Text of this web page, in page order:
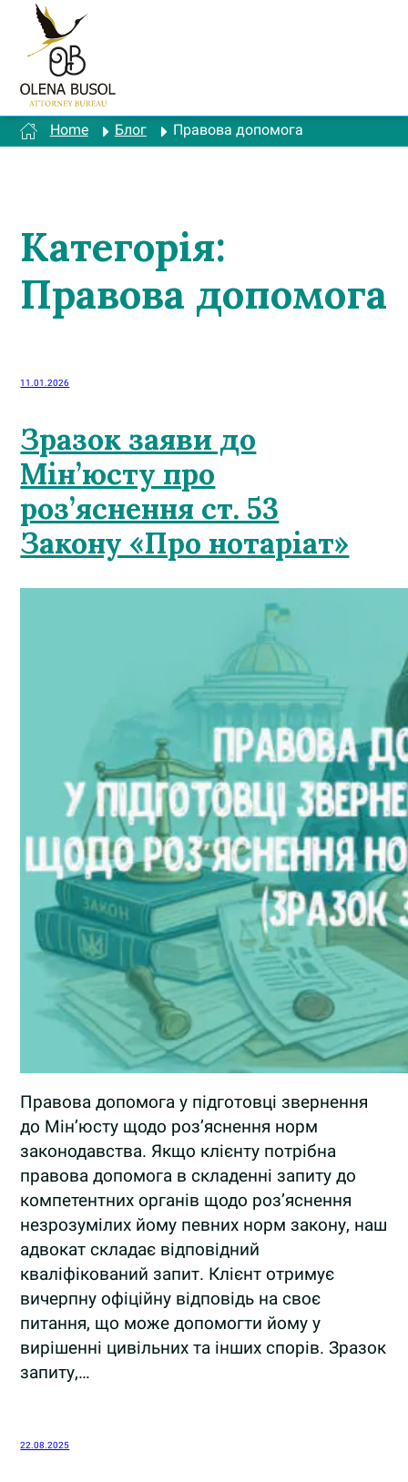
Home Блог Правова допомога
Категорія:
Правова допомога
11.01.2026
Зразок заяви до
Мін’юсту про
роз’яснення ст. 53
Закону «Про нотаріат»
Правова допомога у підготовці звернення
до Мін’юсту щодо роз’яснення норм
законодавства. Якщо клієнту потрібна
правова допомога в складенні запиту до
компетентних органів щодо роз’яснення
незрозумілих йому певних норм закону, наш
адвокат складає відповідний
кваліфікований запит. Клієнт отримує
вичерпну офіційну відповідь на своє
питання, що може допомогти йому у
вирішенні цивільних та інших спорів. Зразок
запиту,…
22.08.2025